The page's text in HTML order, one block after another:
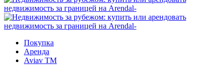
Покупка
Аренда
Aviav TM